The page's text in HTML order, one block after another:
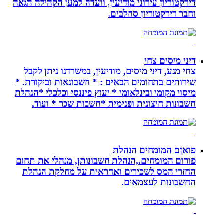
דירקטוריון עירוני מודיעין, וועדה למען הקהילה הגאה
וחבר דירקטוריון סחלבים.
דיני מיסים צחי
צחי מנע, דיני מיסים, מודיעין, במשרדנו ניתן לקבל
שירותים בתחומים הבאים : * חשבונאות וביקורת. *
מיסוי מקומי ובינלאומי * יעוץ פיננסי וכלכלי *הנהלת
חשבונות חיצונית ופנימית *חשבות שכר * ועוד.
פואןם המומחים הנהלת
פורום המומחים.,הנהלת חשבונותן, מנהלי את תחום
החזרי המס לשכירים ואחראית על מחלקת הנהלת
החשבונות לעצמאים.